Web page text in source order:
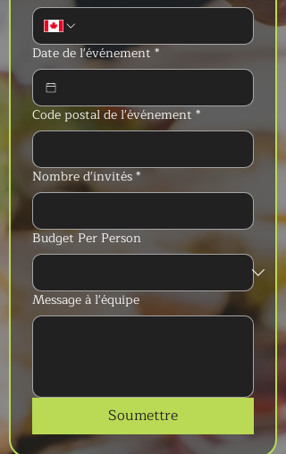
Date de l'événement*
Code postal de l'événement *
Nombre d'invités*
Budget Per Person
Message à l'équipe
Soumettre